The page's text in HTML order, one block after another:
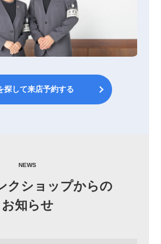
探して来店予約する
NEWS
クショップからの
お知らせ